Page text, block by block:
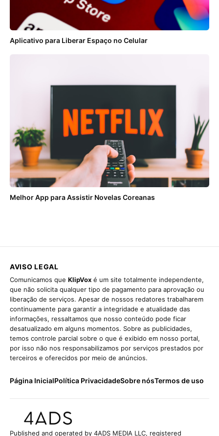
Aplicativo para Liberar Espaço no Celular
Melhor App para Assistir Novelas Coreanas
AVISO LEGAL
Comunicamos que KlipVox é um site totalmente independente,
que não solicita qualquer tipo de pagamento para aprovação ou
liberação de serviços. Apesar de nossos redatores trabalharem
continuamente para garantir a integridade e atualidade das
informações, ressaltamos que nosso conteúdo pode ficar
desatualizado em alguns momentos. Sobre as publicidades,
temos controle parcial sobre o que é exibido em nosso portal,
por isso não nos responsabilizamos por serviços prestados por
terceiros e oferecidos por meio de anúncios.
Página InicialPolítica PrivacidadeSobre nósTermos de uso
Published and operated by 4ADS MEDIA LLC, registered